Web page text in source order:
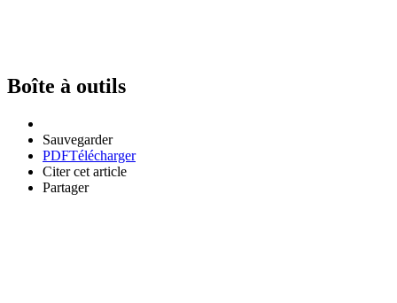
Boîte à outils
Sauvegarder
PDFTélécharger
Citer cet article
Partager